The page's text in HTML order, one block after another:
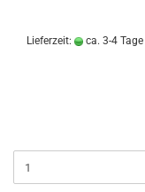
Lieferzeit: ca. 3-4 Tage